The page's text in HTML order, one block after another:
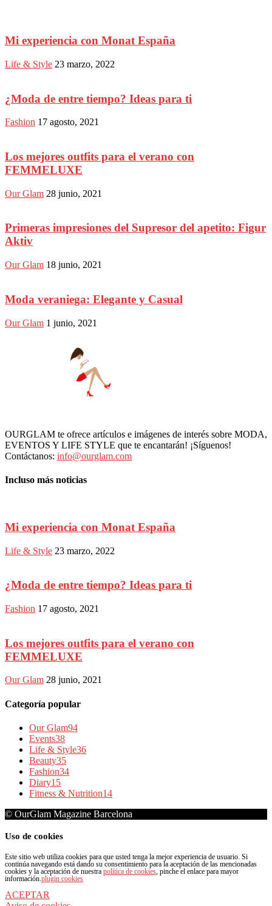
Mi experiencia con Monat España
Life & Style 23 marzo, 2022
¿Moda de entre tiempo? Ideas para ti
Fashion 17 agosto, 2021
Los mejores outfits para el verano con
FEMMELUXE
Our Glam 28 junio, 2021
Primeras impresiones del Supresor del apetito: Figur
Aktiv
Our Glam 18 junio, 2021
Moda veraniega: Elegante y Casual
Our Glam 1 junio, 2021
OURGLAM te ofrece artículos e imágenes de interés sobre MODA,
EVENTOS Y LIFE STYLE que te encantarán! ¡Síguenos!
Contáctanos: info@ourglam.com
Incluso más noticias
Mi experiencia con Monat España
Life & Style 23 marzo, 2022
¿Moda de entre tiempo? Ideas para ti
Fashion 17 agosto, 2021
Los mejores outfits para el verano con
FEMMELUXE
Our Glam 28 junio, 2021
Categoría popular
Our Glam94
Events38
Life & Style36
Beauty35
Fashion34
Diary15
Fitness & Nutrition14
© OurGlam Magazine Barcelona
Uso de cookies
Este sitio web utiliza cookies para que usted tenga la mejor experiencia de usuario. Si
continúa navegando está dando su consentimiento para la aceptación de las mencionadas
cookies y la aceptación de nuestra política de cookies, pinche el enlace para mayor
información.plugin cookies
ACEPTAR